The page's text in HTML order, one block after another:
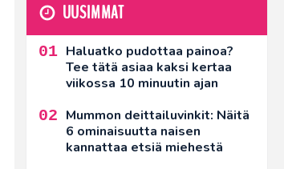
UUSIMMAT
Haluatko pudottaa painoa?
Tee tätä asiaa kaksi kertaa
viikossa 10 minuutin ajan
Mummon deittailuvinkit: Näitä
6 ominaisuutta naisen
kannattaa etsiä miehestä